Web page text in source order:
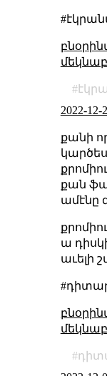
2022-12-
քանի
քան
ամէնը
ա
աւելի